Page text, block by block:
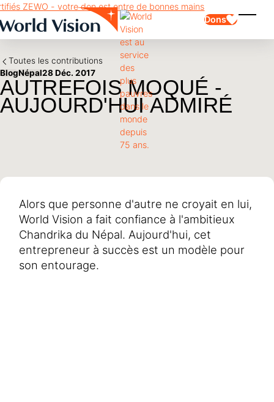
Skip to main content
Dons
Parrainage d'enfants en détresse
Testament et legs
Philanthropie
Coopération entre entreprises
Séisme au Venezuela
Aide à l'Ukraine
Domaines d'application
Impact et succès
Utilisation des fonds
Rapport annuel et finances
Afrique
Amérique latine
Moyen-Orient et Europe
Toutes les contributions
BlogNépal28 Déc. 2017
AUTREFOIS MOQUÉ -
AUJOURD'HUI ADMIRÉ
Alors que personne d'autre ne croyait en lui,
World Vision a fait confiance à l'ambitieux
Chandrika du Népal. Aujourd'hui, cet
entrepreneur à succès est un modèle pour
son entourage.